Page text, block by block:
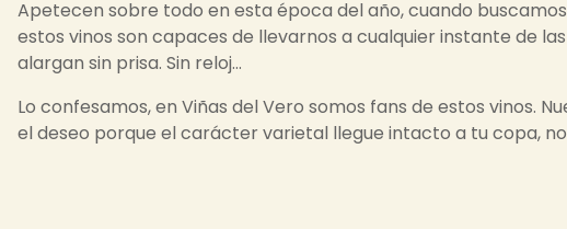
Apetecen sobre todo en esta época del año, cuando
estos vinos son capaces de llevarnos a cualquier instante de
alargan sin prisa. Sin reloj…
Lo confesamos, en Viñas del Vero somos fans de estos vinos.
el deseo porque el carácter varietal llegue intacto a tu copa,